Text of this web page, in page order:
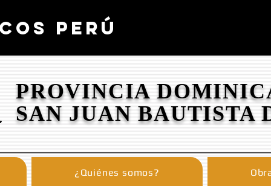
PERÚ
PROVINCIA
SAN JUAN BAUTISTA
¿Quiénes somos?